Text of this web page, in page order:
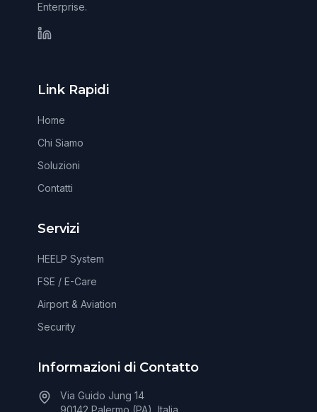
Enterprise.
Link Rapidi
Home
Chi Siamo
Soluzioni
Contatti
Servizi
HEELP System
FSE / E-Care
Airport & Aviation
Security
Informazioni di Contatto
Via Guido Jung 14
90142 Palermo (PA), Italia